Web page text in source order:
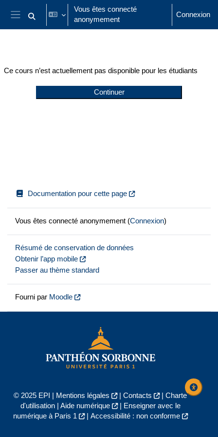
Passer au contenu principal
Panneau latéral
Activer/désactiver la saisie de recherche
Vous êtes connecté
anonymement
Connexion
Ce cours n’est actuellement pas disponible pour les étudiants
Continuer
Documentation pour cette page
Vous êtes connecté anonymement (Connexion)
Résumé de conservation de données
Obtenir l’app mobile
Passer au thème standard
Fourni par Moodle
© 2025 EPI | Mentions légales | Contacts | Charte
d'utilisation| Aide numérique |
Enseigner avec le
numérique à Paris 1
| Accessibilité : non conforme